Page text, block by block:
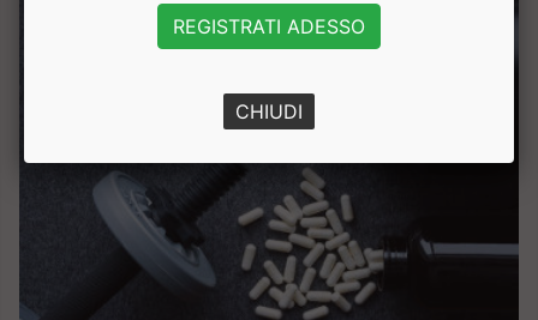
REGISTRATI ADESSO
CHIUDI